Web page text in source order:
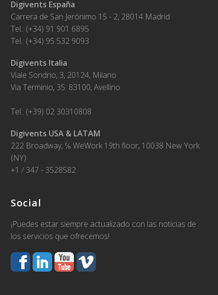
Digivents España
Carrera de San Jerónimo 15 - 2, 28014 Madrid
Tel.: (+34) 91 901 6895
Tel.: (+34) 95 532 9093
Digivents Italia
Viale Sondrio, 3, 20124, Milano
Via Terminio, 35. 83100, Avellino
Tel.: (+39) 02 30310808
Digivents USA & LATAM
222 Broadway, ℅ WeWork 19th floor, 10038 New York
(NY)
+1 / 347 - 3528582
Social
¡Puedes estar siempre actualizado con las noticias de
los servicios que ofrecemos!